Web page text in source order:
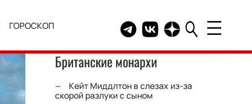
ГОРОСКОП Telegram канал HELLO
Группа HELLO
Канал HELLO в
Британские монархи
Кейт Миддлтон в слезах из-за
скорой разлуки с сыном